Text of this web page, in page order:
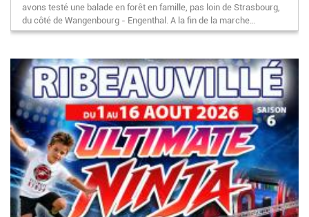
avons testé une balade en forêt en famille, pas loin de Strasbourg,
du côté de Wangenbourg - Engenthal. A la fin de la marche…